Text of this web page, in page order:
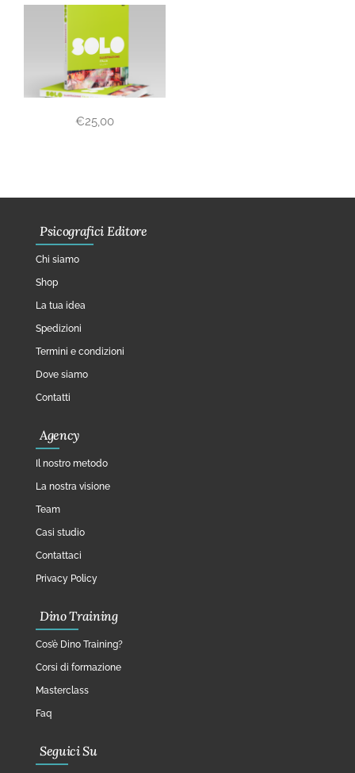
€25,00
Psicografici Editore
Chi siamo
Shop
La tua idea
Spedizioni
Termini e condizioni
Dove siamo
Contatti
Agency
Il nostro metodo
La nostra visione
Team
Casi studio
Contattaci
Privacy Policy
Dino Training
Cos’è Dino Training?
Corsi di formazione
Masterclass
Faq
Seguici Su